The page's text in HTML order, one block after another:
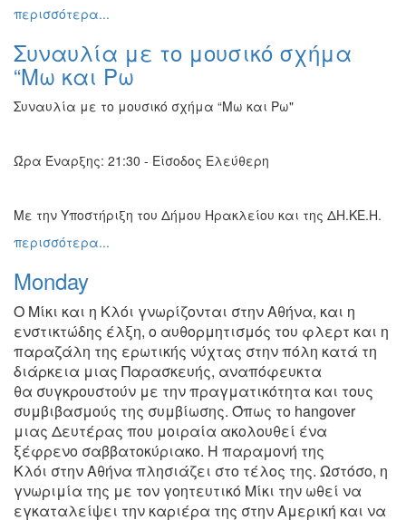
περισσότερα...
Συναυλία με το μουσικό σχήμα
“Μω και Ρω
Συναυλία με το μουσικό σχήμα “Μω και Ρω"
Ώρα Έναρξης: 21:30 - Είσοδος Ελεύθερη
Με την Υποστήριξη του Δήμου Ηρακλείου και της ΔΗ.ΚΕ.Η.
περισσότερα...
Monday
Ο Μίκι και η Κλόι γνωρίζονται στην Αθήνα, και η
ενστικτώδης έλξη, ο αυθορμητισμός του φλερτ και η
παραζάλη της ερωτικής νύχτας στην πόλη κατά τη
διάρκεια μιας Παρασκευής, αναπόφευκτα
θα συγκρουστούν με την πραγματικότητα και τους
συμβιβασμούς της συμβίωσης. Όπως το hangover
μιας Δευτέρας που μοιραία ακολουθεί ένα
ξέφρενο σαββατοκύριακο. Η παραμονή της
Κλόι στην Αθήνα πλησιάζει στο τέλος της. Ωστόσο, η
γνωριμία της με τον γοητευτικό Μίκι την ωθεί να
εγκαταλείψει την καριέρα της στην Αμερική και να